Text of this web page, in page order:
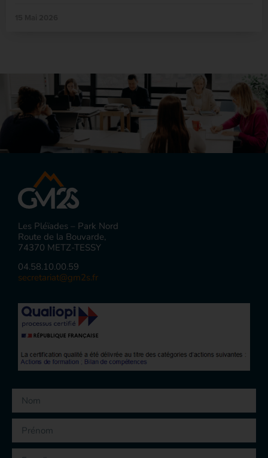
Les Pléïades – Park Nord
Route de la Bouvarde,
74370 METZ-TESSY
04.58.10.00.59
secretariat@gm2s.fr